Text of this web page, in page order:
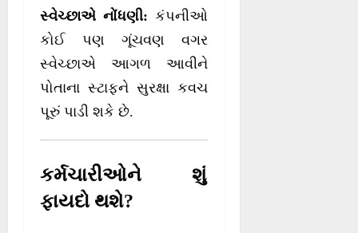
સ્વેચ્છાએ નોંધણી: કંપનીઓ
કોઈ પણ ગૂંચવણ વગર
સ્વેચ્છાએ આગળ આવીને
પોતાના સ્ટાફને સુરક્ષા કવચ
પૂરું પાડી શકે છે.
કર્મચારીઓને શું
ફાયદો થશે?